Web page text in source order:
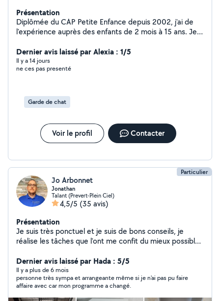
Présentation
Diplômée du CAP Petite Enfance depuis 2002, j'ai de
l'expérience auprès des enfants de 2 mois à 15 ans. Je
régulièrement ou ponctuellement. Je suis également
disponible pour m'occuper de vos animaux.
Dernier avis laissé par Alexia : 1/5
Il y a 14 jours
ne ces pas presenté
Garde de chat
Voir le profil Contacter
Particulier
Jo Arbonnet
Jonathan
Talant (Prevert-Plein Ciel)
4,5/5 (35 avis)
Présentation
Je suis très ponctuel et je suis de bons conseils, je
réalise les tâches que l'ont me confit du mieux possible,
flottant, garde d'animaux, petits travaux, montage de
meuble en kit, bricolage et un peu en maçonnerie... Je
suis très perfectionniste ce qui me permet de réaliser
mes tâches avec la plus grande efficacité possible.
Dernier avis laissé par Hada : 5/5
Il y a plus de 6 mois
personne très sympa et arrangeante même si je n'ai pas pu faire
affaire avec car mon programme a changé.